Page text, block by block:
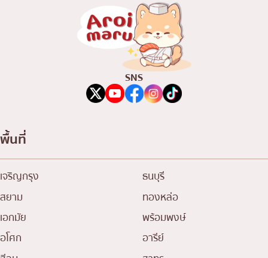
SNS
พื้นที่
เจริญกรุง
ธนบุรี
สยาม
ทองหล่อ
เอกมัย
พร้อมพงษ์
อโศก
อารีย์